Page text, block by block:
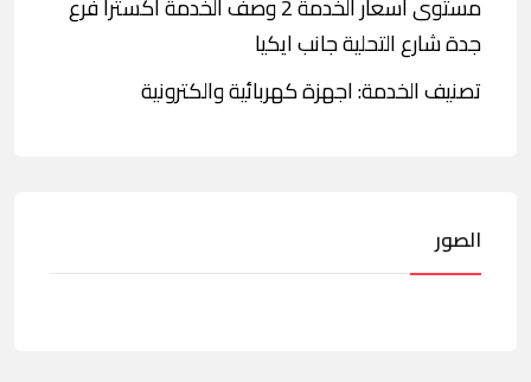
جدة شارع التحلية جانب ايكيا
تصنيف الخدمة: اجهزة كهربائية والكترونية
الصور